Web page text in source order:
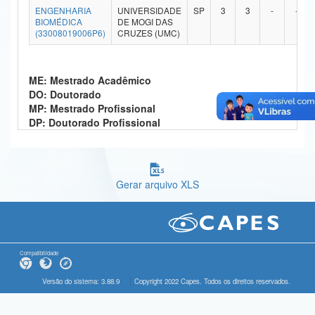
Ministério da Ciência, Tecnologia, Inovações e Comunicações
Ministério do Meio Ambiente
Ministério do Desenvolvimento Regional
Controladoria-Geral da União
Gabinete de Segurança Institucional
Advocacia-Geral da União
ENGENHARIA
BIOMÉDICA
(33008019006P6)
UNIVERSIDADE
DE MOGI DAS
CRUZES (UMC)
SP 3 3 - -
ME: Mestrado Acadêmico
DO: Doutorado
MP: Mestrado Profissional
DP: Doutorado Profissional
Gerar arquivo XLS
Compatibilidade
Versão do sistema: 3.88.9 Copyright 2022 Capes. Todos os direitos reservados.